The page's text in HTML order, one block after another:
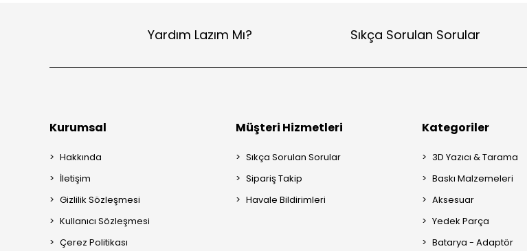
Yardım Lazım Mı? Sıkça Sorulan Sorular
Kurumsal
Hakkında
İletişim
Gizlilik Sözleşmesi
Kullanıcı Sözleşmesi
Çerez Politikası
Müşteri Hizmetleri
Sıkça Sorulan Sorular
Sipariş Takip
Havale Bildirimleri
Kategoriler
3D Yazıcı & Tarama
Baskı Malzemeleri
Aksesuar
Yedek Parça
Batarya - Adaptör